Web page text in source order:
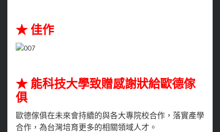
★ 佳作
★ 能科技大學致贈感謝狀給歐德傢
俱
歐德傢俱在未來會持續的與各大專院校合作，落實產學
合作，為台灣培育更多的相關領域人才。